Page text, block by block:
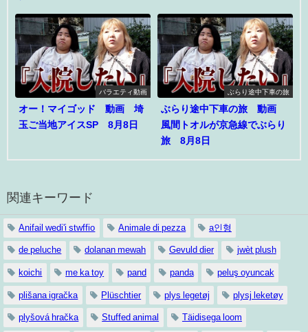
バラエティ動画
オー！マイゴッド 動画 埼
玉ご当地アイスSP 8月8日
ぶらり途中下車の旅
ぶらり途中下車の旅 動画
風間トオルが京急線でぶらり
旅 8月8日
関連キーワード
Anifail wedi'i stwffio Animale di pezza a인형
de peluche dolanan mewah Gevuld dier jwèt plush
koichi me ka toy pand panda peluş oyuncak
plišana igračka Plüschtier plys legetøj plysj leketøy
plyšová hračka Stuffed animal Täidisega loom